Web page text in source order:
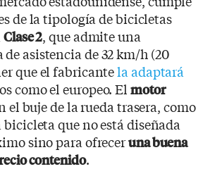
de la tipología de bicicletas
Clase 2, que admite una
asistencia de 32 km/h (20
que el fabricantela adaptará
como el europeo. El motor
el buje de la rueda trasera, como
que no está diseñada
sino para ofreceruna buena
contenido.